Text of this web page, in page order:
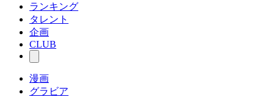
ランキング
タレント
企画
CLUB
漫画
グラビア